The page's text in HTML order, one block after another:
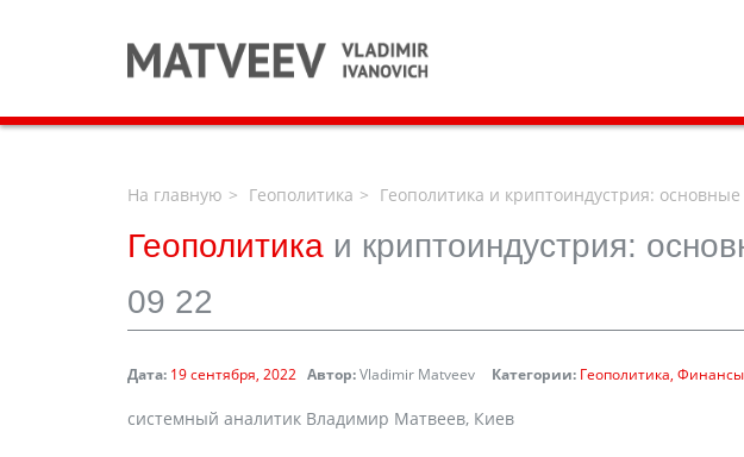
На главную Геополитика Геополитика и криптоиндустрия:
Геополитика и криптоиндустрия:
09 22
Дата: 19 сентября, 2022 Автор:Vladimir Matveev Категории: Геополитика Финансы
системный аналитик Владимир Матвеев, Киев